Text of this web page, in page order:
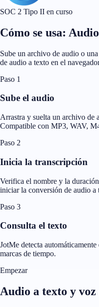
SOC 2 Tipo II en curso
Cómo se usa:
Sube un archivo de audio o
de audio a texto en el
Paso 1
Sube el audio
Arrastra y suelta un archivo de
Compatible con MP3, WAV,
Paso 2
Inicia la transcripción
Verifica el nombre y la
iniciar la conversión de audio a
Paso 3
Consulta el texto
JotMe detecta
marcas de tiempo.
Empezar
Audio a texto y